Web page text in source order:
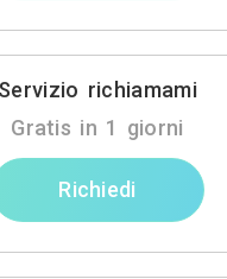
Servizio richiamami
Gratis in 1 giorni
Richiedi